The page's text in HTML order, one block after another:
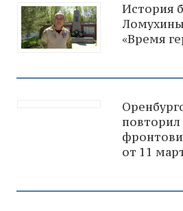
История
«Время
от 11